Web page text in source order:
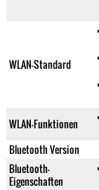
WLAN-Standard
WLAN-Funktionen
Bluetooth Version
Bluetooth-
Eigenschaften